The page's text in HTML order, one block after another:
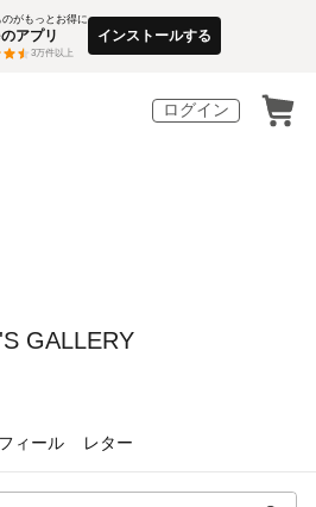
のがもっとお得に
アプリ
3万件以上
インストールする
ログイン
GALLERY
ィール レター